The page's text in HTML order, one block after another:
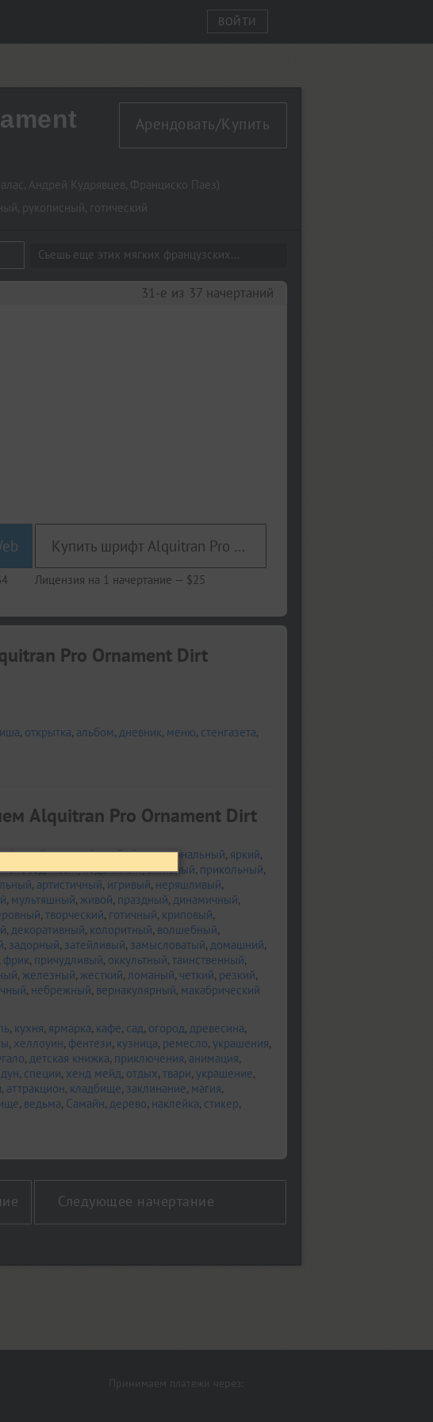
ВОЙТИ
Dirt Арендовать/Купить
, Андрей Кудрявцев, Франциско Паез )
, рукописный, готический
Съешь еще этих мягких французских...
31-е из 37 начертаний
Купить шрифт Alquitran Pro Ornament Dirt
Лицензия на 1 начертание — $25
Pro Ornament Dirt
, открытка, альбом, дневник, меню, стенгазета,
Alquitran Pro Ornament Dirt
,уличный,грубый,эмоциональный, яркий,
непоседливый,подвижный,активный, прикольный,
, артистичный, игривый, неряшливый,
, мультяшный, живой, праздный, динамичный,
, творческий, готичный, криповый,
, декоративный, колоритный, волшебный,
, задорный, затейливый, замысловатый, домашний,
фрик, причудливый, оккультный, таинственный,
, железный, жесткий, ломаный, четкий, резкий,
, небрежный, вернакулярный, макабрический
, кухня, ярмарка, кафе, сад, огород, древесина,
, хеллоуин, фентези, кузница, ремесло, украшения,
, детская книжка, приключения, анимация,
, специи, хенд мейд, отдых, твари, украшение,
, аттракцион, кладбище, заклинание, магия,
, ведьма, Самайн, дерево, наклейка, стикер,
Следующее начертание
Принимаем платежи через: